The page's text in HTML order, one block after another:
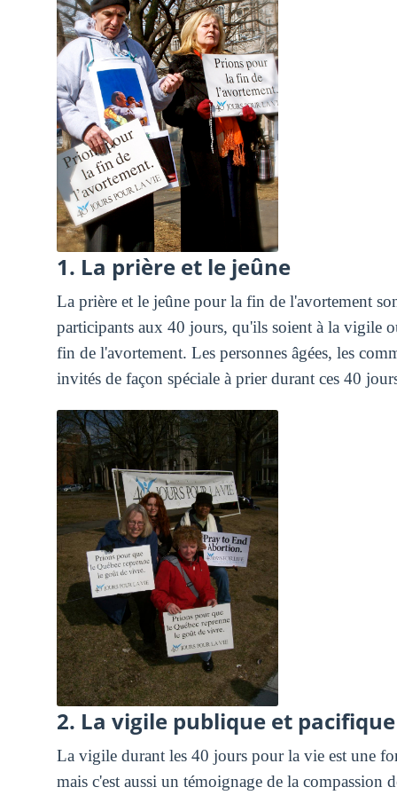
1. La prière et le jeûne
La prière et le jeûne pour la fin de l'avortement
participants aux 40 jours, qu'ils soient à la vigile
fin de l'avortement. Les personnes âgées, les
invités de façon spéciale à prier durant ces 40
2. La vigile publique et pacifique
La vigile durant les 40 jours pour la vie est une
mais c'est aussi un témoignage de la compassion